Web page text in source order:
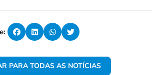
PARA TODAS AS NOTÍCIAS